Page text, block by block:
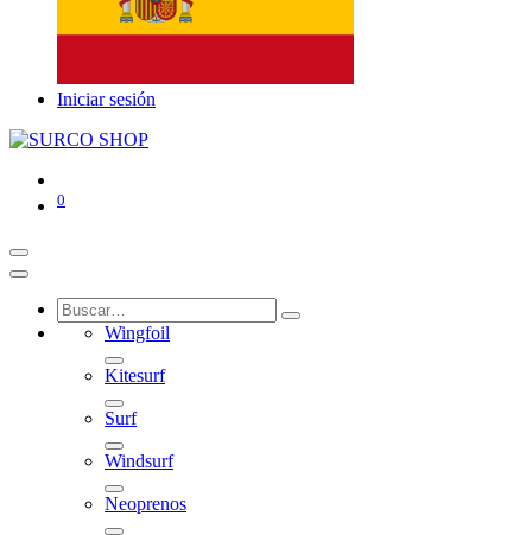
Iniciar sesión
0
Wingfoil
Kitesurf
Surf
Windsurf
Neoprenos